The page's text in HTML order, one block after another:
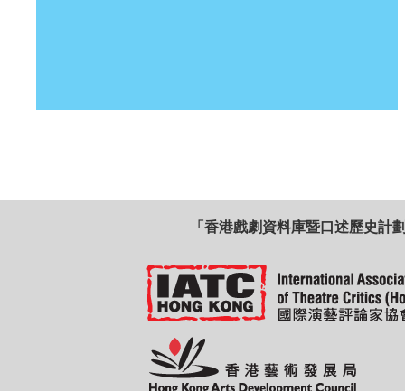
「香港戲劇資料庫暨口述歷史計